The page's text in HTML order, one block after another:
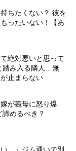
ちたくない？ 彼を
ったいない！【あ
絶対悪いと思って
踏み入る隣人…無
止まらない
が義母に怒り爆
めるべき？